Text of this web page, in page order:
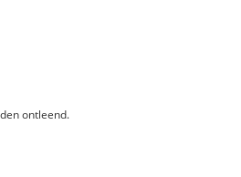
ontleend.